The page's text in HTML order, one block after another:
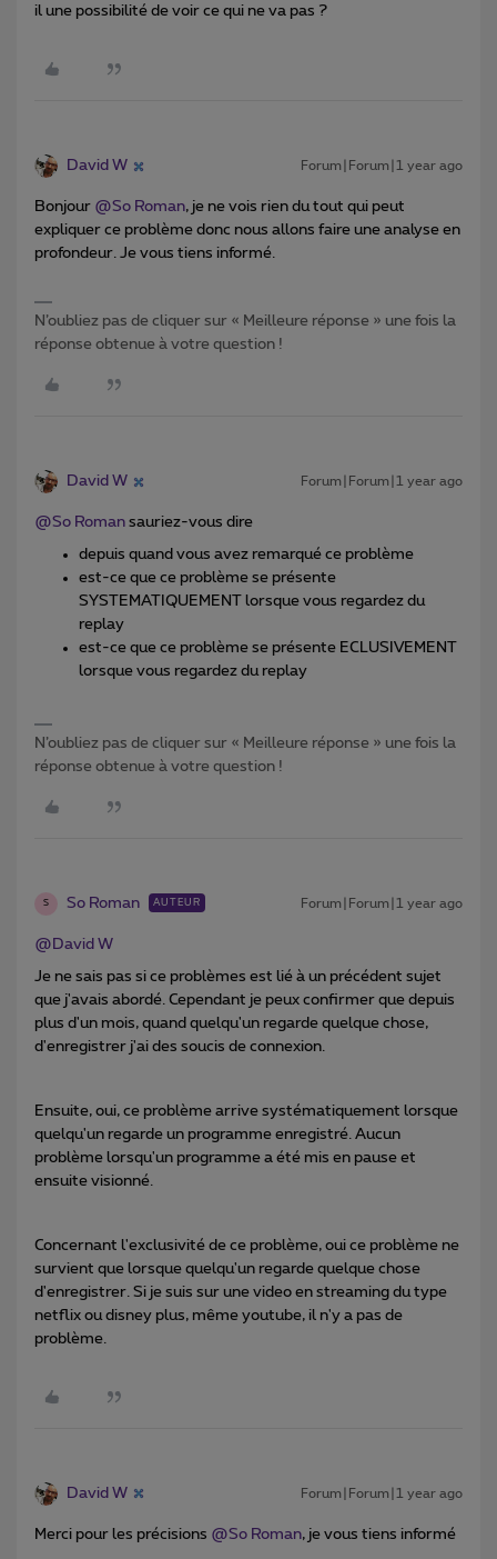
il une possibilité de voir ce qui ne va pas ?
David W Forum|Forum|1 year ago
Bonjour ​ @So Roman, je ne vois rien du tout qui peut
expliquer ce problème donc nous allons faire une analyse en
profondeur. Je vous tiens informé.
N’oubliez pas de cliquer sur « Meilleure réponse » une fois la
réponse obtenue à votre question !
David W Forum|Forum|1 year ago
@So Roman sauriez-vous dire
depuis quand vous avez remarqué ce problème
est-ce que ce problème se présente
SYSTEMATIQUEMENT lorsque vous regardez du
replay
est-ce que ce problème se présente ECLUSIVEMENT
lorsque vous regardez du replay
N’oubliez pas de cliquer sur « Meilleure réponse » une fois la
réponse obtenue à votre question !
S So Roman AUTEUR Forum|Forum|1 year ago
@David W
Je ne sais pas si ce problèmes est lié à un précédent sujet
que j'avais abordé. Cependant je peux confirmer que depuis
plus d'un mois, quand quelqu'un regarde quelque chose,
d'enregistrer j'ai des soucis de connexion.
Ensuite, oui, ce problème arrive systématiquement lorsque
quelqu'un regarde un programme enregistré. Aucun
problème lorsqu'un programme a été mis en pause et
ensuite visionné.
Concernant l'exclusivité de ce problème, oui ce problème ne
survient que lorsque quelqu'un regarde quelque chose
d'enregistrer. Si je suis sur une video en streaming du type
netflix ou disney plus, même youtube, il n'y a pas de
problème.
David W Forum|Forum|1 year ago
Merci pour les précisions ​ @So Roman, je vous tiens informé